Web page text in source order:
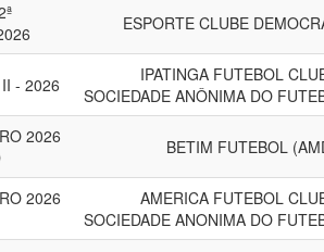
ESPORTE CLUBE
- 2026
IPATINGA FUTEBOL
SOCIEDADE ANÔNIMA DO
2026
BETIM FUTEBOL
2026
AMERICA FUTEBOL
SOCIEDADE ANONIMA DO